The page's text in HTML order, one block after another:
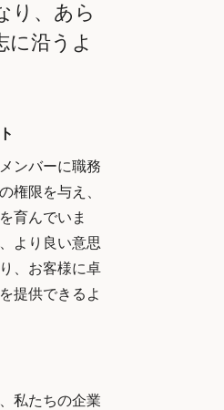
り、あら
に沿うよ
ンバーに職務
権限を与え、
育んでいま
より良い意思
、お客様に卓
提供できるよ
私たちの企業